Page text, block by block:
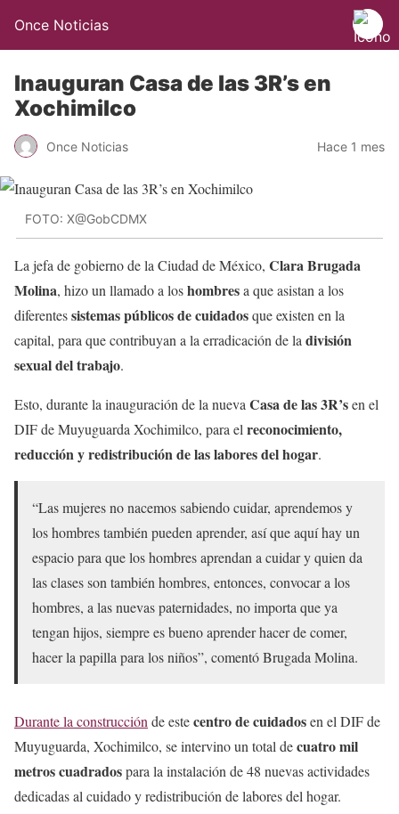
Once Noticias
Inauguran Casa de las 3R’s en
Xochimilco
Once Noticias Hace 1 mes
FOTO: X@GobCDMX
La jefa de gobierno de la Ciudad de México, Clara Brugada
Molina, hizo un llamado a loshombresa que asistan a los
diferentessistemas públicos de cuidadosque existen en la
capital, para que contribuyan a la erradicación de la división
sexual del trabajo.
Esto, durante la inauguración de la nueva Casa de las 3R’sen el
DIF de Muyuguarda Xochimilco, para el reconocimiento,
reducción y redistribución de las labores del hogar.
“Las mujeres no nacemos sabiendo cuidar, aprendemos y
los hombres también pueden aprender, así que aquí hay un
espacio para que los hombres aprendan a cuidar y quien da
las clases son también hombres, entonces, convocar a los
hombres, a las nuevas paternidades, no importa que ya
tengan hijos, siempre es bueno aprender hacer de comer,
hacer la papilla para los niños”, comentó Brugada Molina.
Durante la construcción de estecentro de cuidadosen el DIF de
Muyuguarda, Xochimilco, se intervino un total decuatro mil
metros cuadradospara la instalación de 48 nuevas actividades
dedicadas al cuidado y redistribución de labores del hogar.